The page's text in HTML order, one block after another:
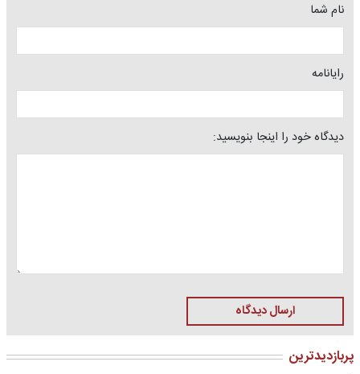
نام شما
رایانامه
دیدگاه خود را اینجا بنویسید:
ارسال دیدگاه
پربازدیدترین